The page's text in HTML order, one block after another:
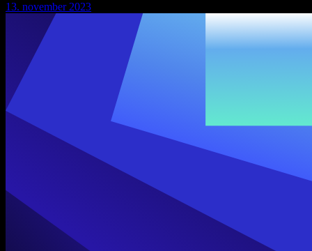
13. november 2023